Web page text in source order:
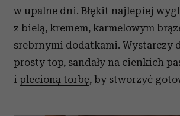
w upalne dni. Błękit najlepiej
z bielą, kremem, karmelowym
srebrnymi dodatkami. Wystarczy
prosty top, sandały na cienkich
i plecioną torbę, by stworzyć